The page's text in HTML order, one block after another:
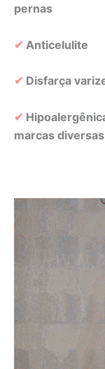
pernas
✔︎ Anticelulite
✔︎ Disfarça
✔︎
marcas diversas